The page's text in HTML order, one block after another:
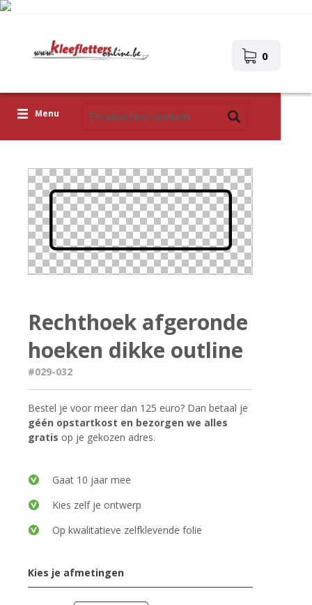
0
Menu
Icoontjes
Plakplaatjes
Upload je eigen ontwerp
Corona Covid-19
Rechthoek afgeronde
hoeken dikke outline
#029-032
Bestel je voor meer dan 125 euro? Dan betaal je
géén opstartkost en bezorgen we alles
gratis op je gekozen adres.
Gaat 10 jaar mee
Kies zelf je ontwerp
Op kwalitatieve zelfklevende folie
Kies je afmetingen